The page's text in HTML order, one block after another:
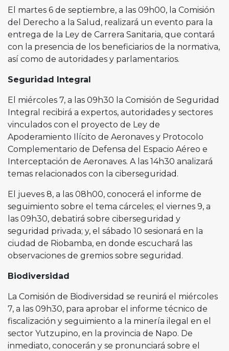
El martes 6 de septiembre, a las 09h00, la Comisión
del Derecho a la Salud, realizará un evento para la
entrega de la Ley de Carrera Sanitaria, que contará
con la presencia de los beneficiarios de la normativa,
así como de autoridades y parlamentarios.
Seguridad Integral
El miércoles 7, a las 09h30 la Comisión de Seguridad
Integral recibirá a expertos, autoridades y sectores
vinculados con el proyecto de Ley de
Apoderamiento Ilícito de Aeronaves y Protocolo
Complementario de Defensa del Espacio Aéreo e
Interceptación de Aeronaves. A las 14h30 analizará
temas relacionados con la ciberseguridad.
El jueves 8, a las 08h00, conocerá el informe de
seguimiento sobre el tema cárceles; el viernes 9, a
las 09h30, debatirá sobre ciberseguridad y
seguridad privada; y, el sábado 10 sesionará en la
ciudad de Riobamba, en donde escuchará las
observaciones de gremios sobre seguridad.
Biodiversidad
La Comisión de Biodiversidad se reunirá el miércoles
7, a las 09h30, para aprobar el informe técnico de
fiscalización y seguimiento a la minería ilegal en el
sector Yutzupino, en la provincia de Napo. De
inmediato, conocerán y se pronunciará sobre el